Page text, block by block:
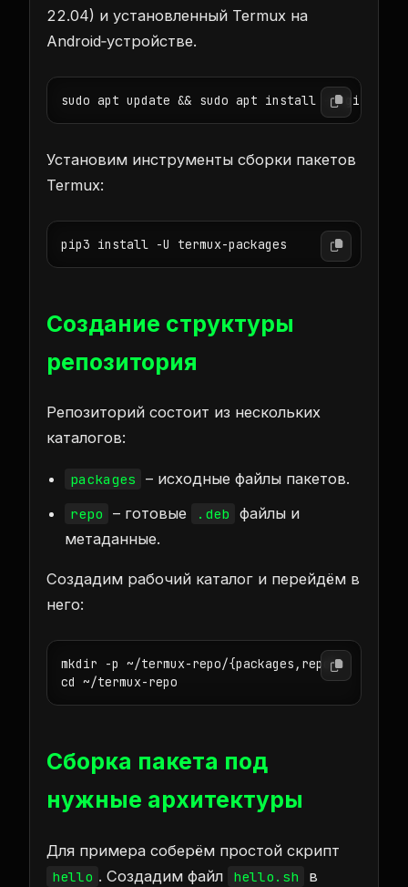
22.04) и установленный Termux на
Android‑устройстве.
sudo apt update && sudo apt install -y git curl
Установим инструменты сборки пакетов
Termux:
pip3 install -U termux-packages
Создание структуры
репозитория
Репозиторий состоит из нескольких
каталогов:
packages – исходные файлы пакетов.
repo – готовые .deb
файлы и
метаданные.
Создадим рабочий каталог и перейдём в
него:
mkdir -p ~/termux-repo/{packages,repo}
cd ~/termux-repo
Сборка пакета под
нужные архитектуры
Для примера соберём простой скрипт
hello . Создадим файл hello.sh в